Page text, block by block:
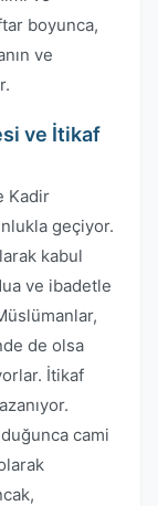
boyunca,
ve
ve İtikaf
Kadir
geçiyor.
kabul
ve ibadetle
de olsa
İtikaf
cami